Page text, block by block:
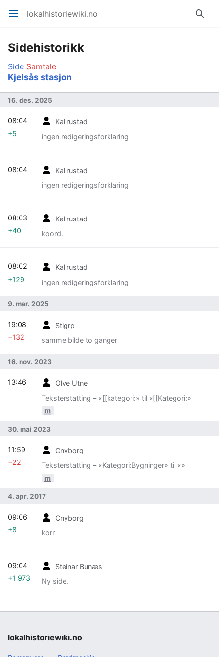
Åpne hovedmenyen lokalhistoriewiki.no Søk
Sidehistorikk
Side Samtale
Kjelsås stasjon
16. des. 2025
Kallrustad
ingen redigeringsforklaring
08:04
+5
Kallrustad
ingen redigeringsforklaring
08:04
Kallrustad
koord.
08:03
+40
Kallrustad
ingen redigeringsforklaring
08:02
+129
9. mar. 2025
Stigrp
samme bilde to ganger
19:08
−132
16. nov. 2023
Olve Utne
Teksterstatting – «[[kategori:» til «[[Kategori:»
m
13:46
30. mai 2023
Cnyborg
Teksterstatting – «Kategori:Bygninger» til «»
m
11:59
−22
4. apr. 2017
Cnyborg
korr
09:06
+8
Steinar Bunæs
Ny side.
09:04
+1 973
lokalhistoriewiki.no